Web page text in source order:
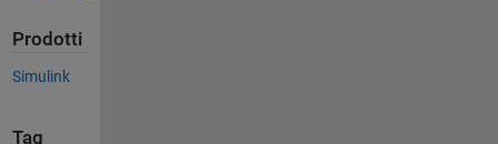
Prodotti
Simulink
Tag